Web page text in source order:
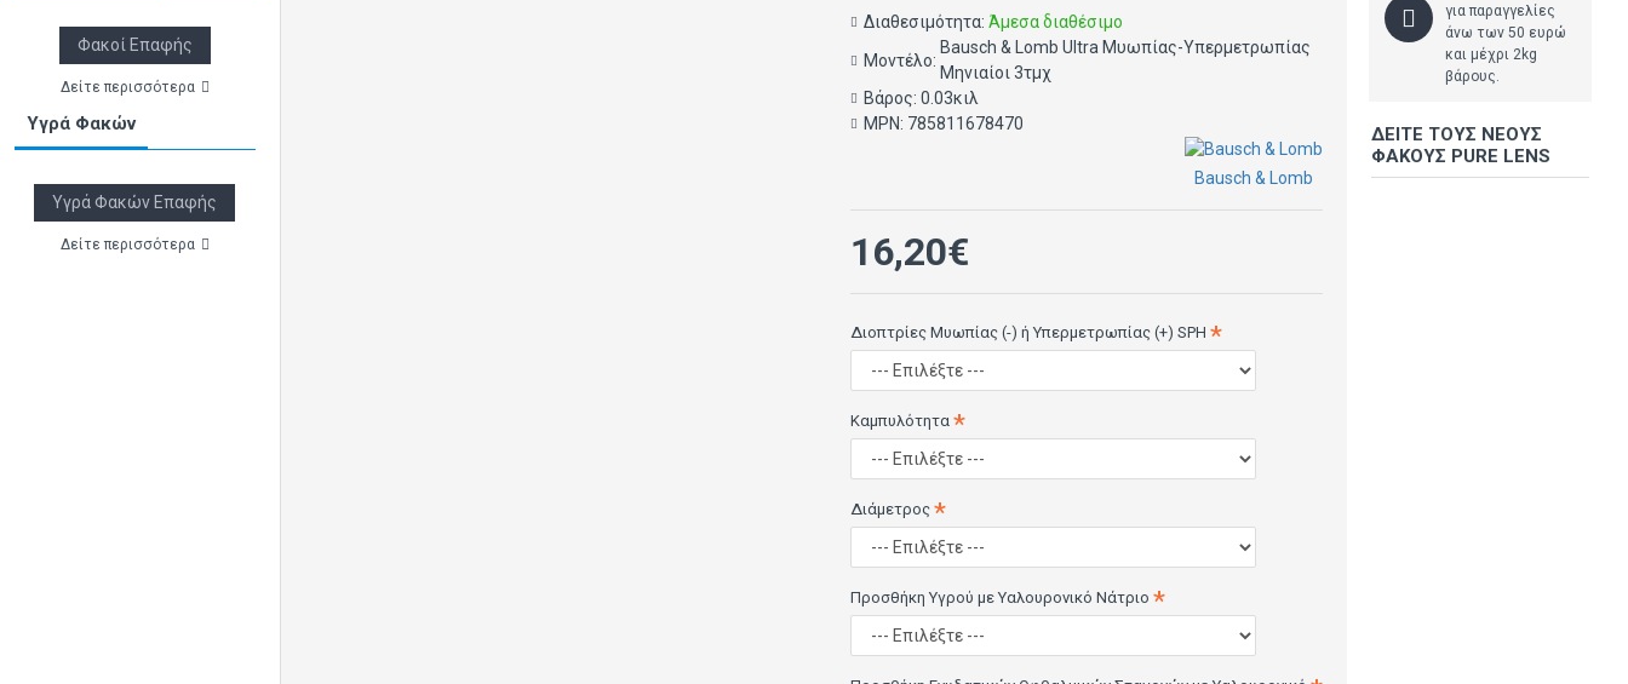
Φακοί Επαφής
Δείτε περισσότερα
Υγρά Φακών
Υγρά Φακών Επαφής
Δείτε περισσότερα
Διαθεσιμότητα: Άμεσα διαθέσιμο
Μοντέλο:
Bausch & Lomb Ultra Μυωπίας-Υπερμετρωπίας
Μηνιαίοι 3τμχ
Βάρος: 0.03κιλ
MPN: 785811678470
Bausch & Lomb
16,20€
Διοπτρίες Μυωπίας (-) ή Υπερμετρωπίας (+) SPH
Καμπυλότητα
Διάμετρος
Προσθήκη Υγρού με Υαλουρονικό Νάτριο
για παραγγελίες
άνω των 50 ευρώ
και μέχρι 2kg
βάρους.
ΔΕΊΤΕ ΤΟΥΣ ΝΈΟΥΣ
ΦΑΚΟΎΣ PURE LENS